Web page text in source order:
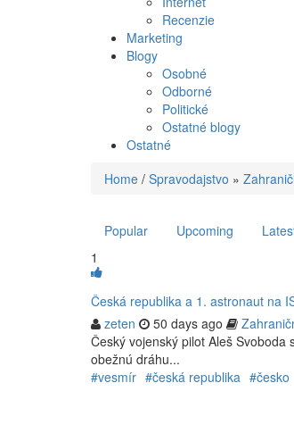
Recenzie
Marketing
Blogy
Osobné
Odborné
Politické
Ostatné blogy
Ostatné
Home / Spravodajstvo »
Popular Upcoming
1
Česká republika a 1. astronaut na
zeten
50 days ago
Český vojenský pilot Aleš
obežnú dráhu...
#vesmír #česká republika #česko